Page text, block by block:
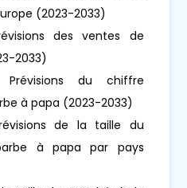
(2023-2033)
des ventes de
2033)
Prévisions du chiffre
à papa (2023-2033)
de la taille du
à papa par pays